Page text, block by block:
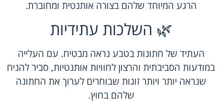
הרגע המיוחד שלהם בצורה אותנטית ומחוברת.
🌿 השלכות עתידיות
העתיד של חתונות בטבע נראה מבטיח. עם העלייה
במודעות הסביבתית והרצון לחוויות אותנטיות, סביר להניח
שנראה יותר ויותר זוגות שבוחרים לערוך את החתונה
שלהם בחוץ.